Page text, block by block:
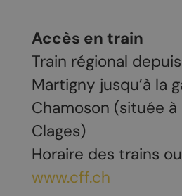
Accès en train
Train régional
Martigny jusqu’à la
Chamoson (située
Clages)
Horaire des trains
www.cff.ch